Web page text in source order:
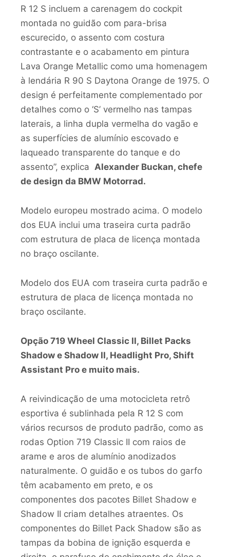
R 12 S incluem a carenagem do cockpit
montada no guidão com para-brisa
escurecido, o assento com costura
contrastante e o acabamento em pintura
Lava Orange Metallic como uma homenagem
à lendária R 90 S Daytona Orange de 1975. O
design é perfeitamente complementado por
detalhes como o ‘S’ vermelho nas tampas
laterais, a linha dupla vermelha do vagão e
as superfícies de alumínio escovado e
laqueado transparente do tanque e do
assento”, explica Alexander Buckan, chefe
de design da BMW Motorrad.
Modelo europeu mostrado acima. O modelo
dos EUA inclui uma traseira curta padrão
com estrutura de placa de licença montada
no braço oscilante.
Modelo dos EUA com traseira curta padrão e
estrutura de placa de licença montada no
braço oscilante.
Opção 719 Wheel Classic II, Billet Packs
Shadow e Shadow II, Headlight Pro, Shift
Assistant Pro e muito mais.
A reivindicação de uma motocicleta retrô
esportiva é sublinhada pela R 12 S com
vários recursos de produto padrão, como as
rodas Option 719 Classic II com raios de
arame e aros de alumínio anodizados
naturalmente. O guidão e os tubos do garfo
têm acabamento em preto, e os
componentes dos pacotes Billet Shadow e
Shadow II criam detalhes atraentes. Os
componentes do Billet Pack Shadow são as
tampas da bobina de ignição esquerda e